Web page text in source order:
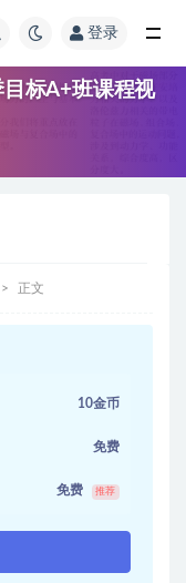
登录
标A+班课程视
正文
10金币
免费
免费 推荐